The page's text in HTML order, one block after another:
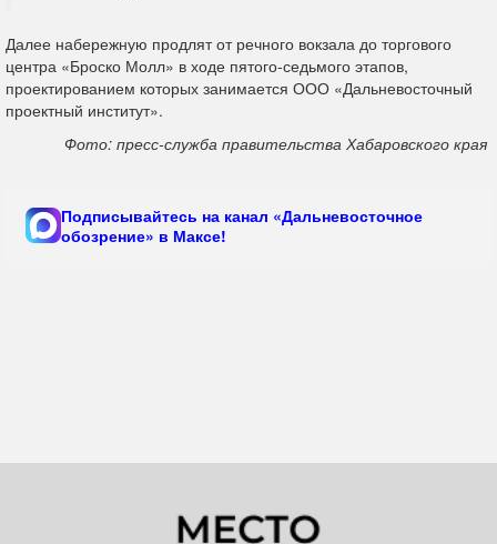
Далее набережную продлят от речного вокзала до торгового
центра «Броско Молл» в ходе пятого-седьмого этапов,
проектированием которых занимается ООО «Дальневосточный
проектный институт».
Фото: пресс-служба правительства Хабаровского края
Подписывайтесь на канал «Дальневосточное
обозрение» в Максе!